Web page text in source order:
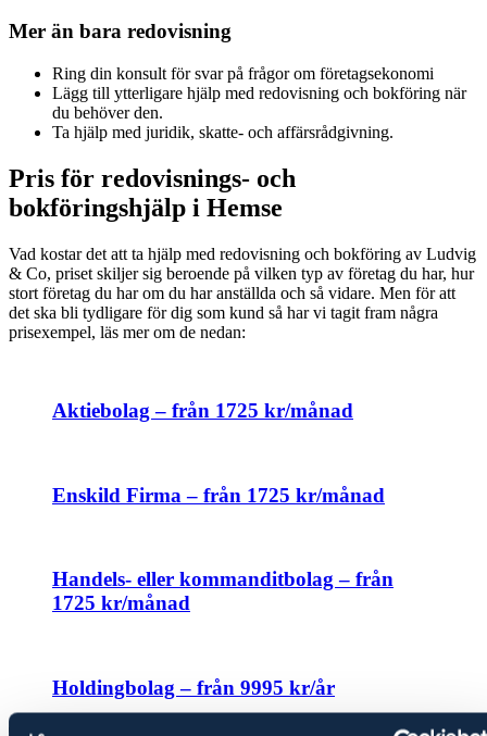
Mer än bara redovisning
Ring din konsult för svar på frågor om företagsekonomi
Lägg till ytterligare hjälp med redovisning och bokföring när
du behöver den.
Ta hjälp med juridik, skatte- och affärsrådgivning.
Pris för redovisnings- och
bokföringshjälp i Hemse
Vad kostar det att ta hjälp med redovisning och bokföring av Ludvig
& Co, priset skiljer sig beroende på vilken typ av företag du har, hur
stort företag du har om du har anställda och så vidare. Men för att
det ska bli tydligare för dig som kund så har vi tagit fram några
prisexempel, läs mer om de nedan:
Aktiebolag – från 1725 kr/månad
Enskild Firma – från 1725 kr/månad
Handels- eller kommanditbolag – från
1725 kr/månad
Holdingbolag – från 9995 kr/år